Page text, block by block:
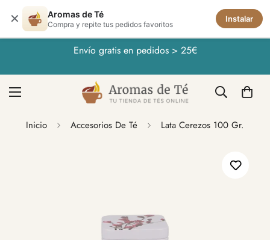
✕ Aromas de Té
Compra y repite tus pedidos favoritos
Instalar
Envío gratis en pedidos > 25€
Inicio Accesorios De Té Lata Cerezos 100 Gr.